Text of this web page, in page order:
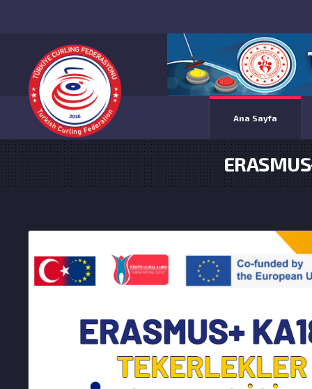
Ana Sayfa